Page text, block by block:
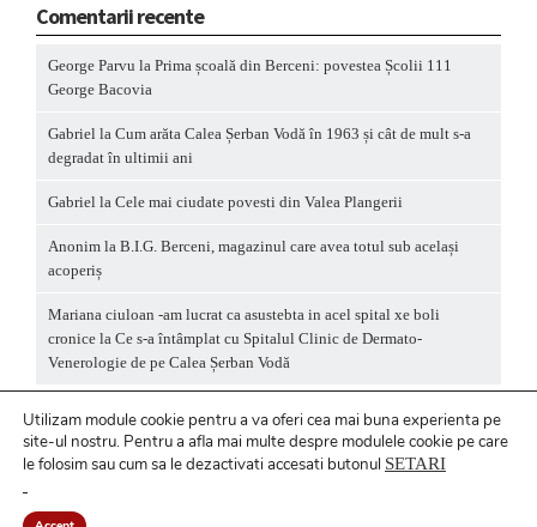
Comentarii recente
George Parvu la Prima școală din Berceni: povestea Școlii 111
George Bacovia
Gabriel la Cum arăta Calea Șerban Vodă în 1963 și cât de mult s-a
degradat în ultimii ani
Gabriel la Cele mai ciudate povesti din Valea Plangerii
Anonim la B.I.G. Berceni, magazinul care avea totul sub același
acoperiș
Mariana ciuloan -am lucrat ca asustebta in acel spital xe boli
cronice la Ce s-a întâmplat cu Spitalul Clinic de Dermato-
Venerologie de pe Calea Șerban Vodă
Utilizam module cookie pentru a va oferi cea mai buna experienta pe
site-ul nostru. Pentru a afla mai multe despre modulele cookie pe care
le folosim sau cum sa le dezactivati accesati butonul SETARI